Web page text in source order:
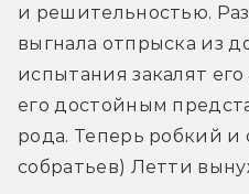
и решительностью.
выгнала отпрыска из
испытания закалят
его достойным
рода. Теперь робкий и
собратьев) Летти